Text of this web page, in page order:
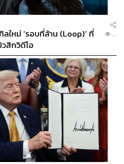
ลใหม่ ‘รอบที่ล้าน (Loop)’ ที่
วสิกวิดีโอ
...